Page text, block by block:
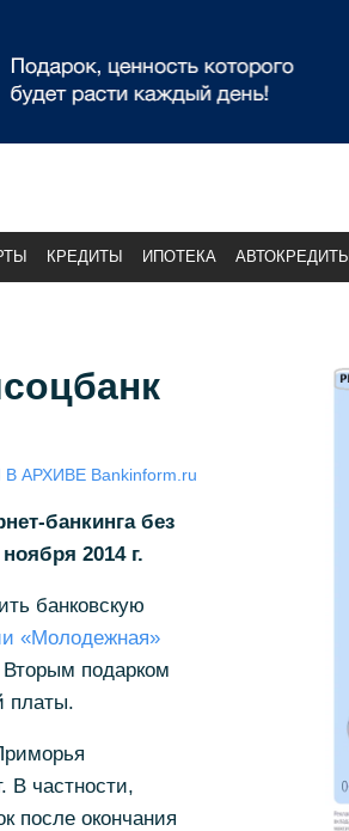
КРЕДИТЫ ИПОТЕКА АВТОКРЕДИТЫ
АРХИВЕ Bankinform.ru
банкинга без
2014 г.
банковскую
«Молодежная»
подарком
платы.
В частности,
после окончания